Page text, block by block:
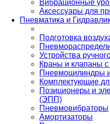
Вибрационные
Аксессуары для
Пневматика и
Подготовка
Устройства
Краны и клапаны
Пневмоцилиндры
Комплектующие
Позиционеры и
(ЭПП)
Пневмовибраторы
Амортизаторы